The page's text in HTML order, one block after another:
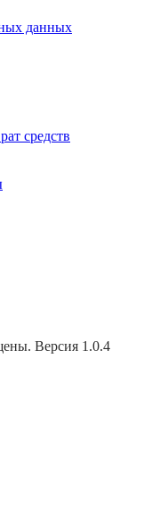
данных
средств
Версия 1.0.4